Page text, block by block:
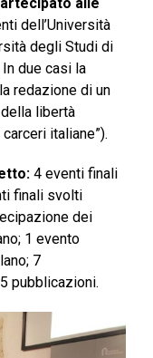
dell’Università
degli Studi di
due casi la
redazione di un
libertà
italiane”).
4 eventi finali
finali svolti
dei
1 evento
7
pubblicazioni.